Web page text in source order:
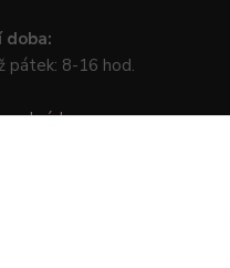
doba:
pátek: 8-16 hod.